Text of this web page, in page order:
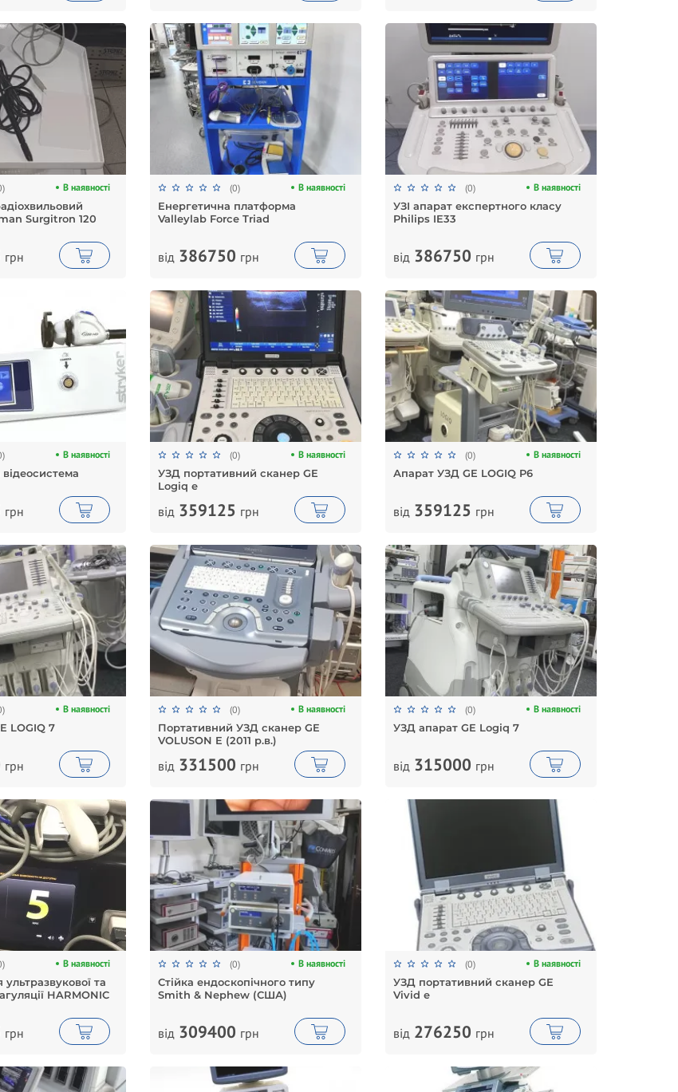
В наявності
Surgitron 120
грн
(0) В наявності
Енергетична платформа
Valleylab Force Triad
від386750 грн
(0) В наявності
УЗІ апарат експертного класу
Philips IE33
від386750 грн
В наявності
грн
(0) В наявності
УЗД портативний сканер GE
Logiq e
від359125 грн
(0) В наявності
Апарат УЗД GE LOGIQ P6
від359125 грн
В наявності
LOGIQ 7
грн
(0) В наявності
Портативний УЗД сканер GE
VOLUSON E (2011 р.в.)
від331500 грн
(0) В наявності
УЗД апарат GE Logiq 7
від315000 грн
В наявності
та
HARMONIC
грн
(0) В наявності
Стійка ендоскопічного типу
Smith & Nephew (США)
від309400 грн
(0) В наявності
УЗД портативний сканер GE
Vivid e
від276250 грн